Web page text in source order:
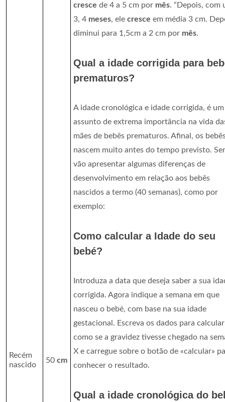
Recém
nascido
50 cm
cresce de 4 a 5 cm por mês. “Depois, com
3, 4 meses, ele cresce em média 3 cm.
diminui para 1,5cm a 2 cm por mês.
Qual a idade corrigida para
prematuros?
A idade cronológica e idade corrigida, é um
assunto de extrema importância na vida
mães de bebês prematuros. Afinal, os
nascem muito antes do tempo previsto.
vão apresentar algumas diferenças de
desenvolvimento em relação aos bebês
nascidos a termo (40 semanas), como por
exemplo:
Como calcular a Idade do seu
bebé?
Introduza a data que deseja saber a sua
corrigida. Agora indique a semana em que
nasceu o bebé, com base na sua idade
gestacional. Escreva os dados para calcular
como se a gravidez tivesse chegado na
X e carregue sobre o botão de «calcular»
conhecer o resultado.
Qual a idade cronológica do